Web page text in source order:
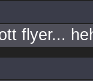
flyer...